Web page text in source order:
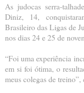
As judocas serra-
Diniz, 14,
Brasileiro das Ligas de
nos dias 24 e 25 de
“Foi uma experiência
em si foi ótima, o
meus colegas de